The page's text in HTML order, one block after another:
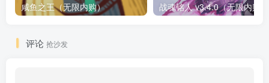
咸鱼之王（无限内购）
评论 抢沙发